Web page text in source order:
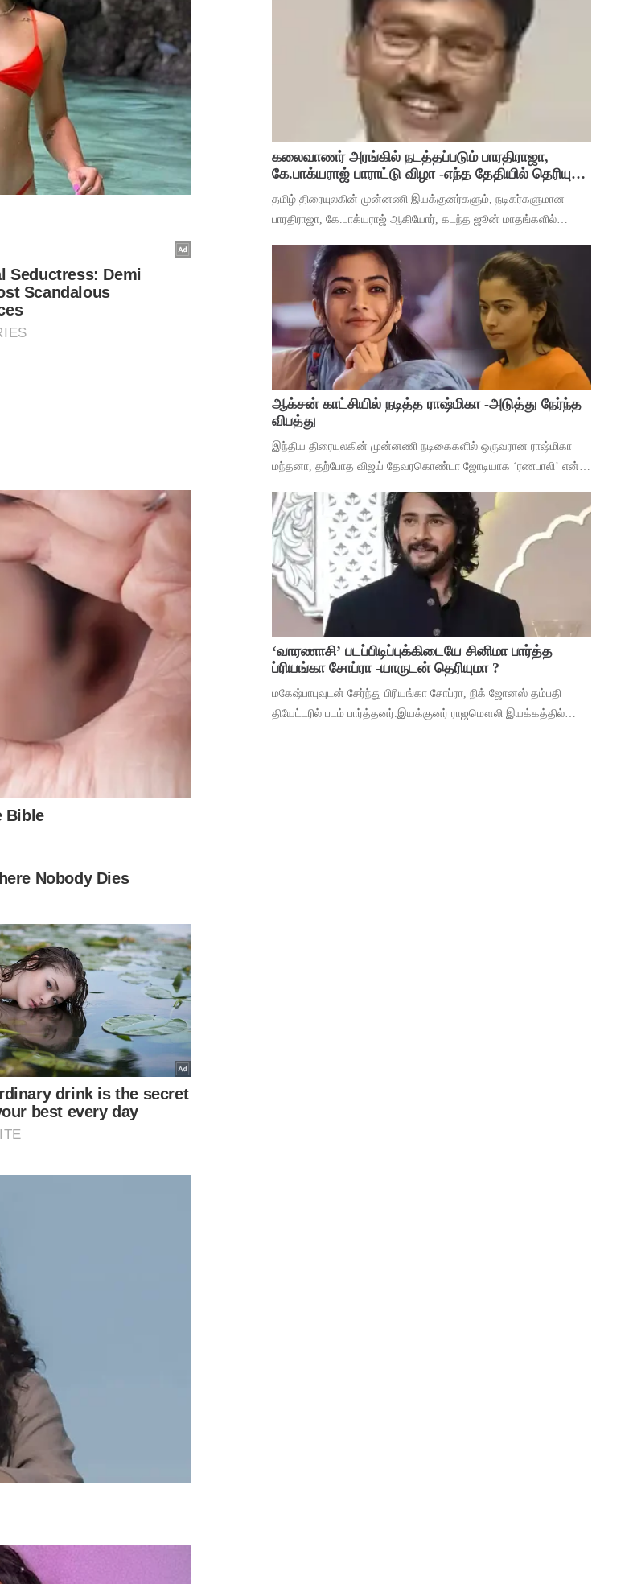
கலைவாணர் அரங்கில் நடத்தப்படும் பாரதிராஜா,
கே.பாக்யராஜ் பாராட்டு விழா -எந்த தேதியில் தெரியுமா
தமிழ் திரையுலகின் முன்னணி இயக்குனர்களும், நடிகர்களுமான
பாரதிராஜா, கே.பாக்யராஜ் ஆகியோர், கடந்த ஜூன் மாதங்களில்
சாதனைகளை பாராட்டி கவுரவிக்கும் வகையில்,
ஆக்சன் காட்சியில் நடித்த ராஷ்மிகா -அடுத்து நேர்ந்த
விபத்து
இந்திய திரையுலகின் முன்னணி நடிகைகளில் ஒருவரான ராஷ்மிகா
மந்தனா, தற்போத விஜய் தேவரகொண்டா ஜோடியாக ‘ரணபாலி’ என்ற
முக்கியத்துவம் கொண்ட ‘மைசா’ என்ற படத
‘வாரணாசி’ படப்பிடிப்புக்கிடையே சினிமா பார்த்த
ப்ரியங்கா சோப்ரா -யாருடன் தெரியுமா ?
மகேஷ்பாபுவுடன் சேர்ந்து பிரியங்கா சோப்ரா, நிக் ஜோனஸ் தம்பதி
தியேட்டரில் படம் பார்த்தனர்.இயக்குனர் ராஜமௌலி இயக்கத்தில்